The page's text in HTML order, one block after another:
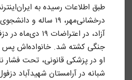
طبق اطلاعات رسیده به
درخشانی‌مهر، ۱۹ ساله
آزاد، در اعتراضات
جنگی کشته شد. خانواده‌اش پس
او در پزشکی قانونی، تحت فشار
شبانه در آرامستان شهیدآباد